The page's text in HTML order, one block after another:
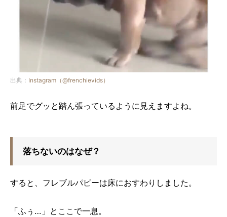
出典： Instagram（@frenchievids）
前足でグッと踏ん張っているように見えますよね。
落ちないのはなぜ？
すると、フレブルパピーは床におすわりしました。
「ふぅ…」とここで一息。